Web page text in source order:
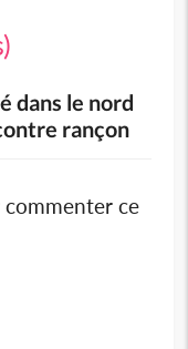
dans le nord
rançon
ce